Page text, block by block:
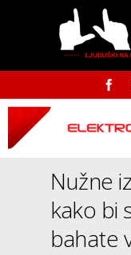
Nužne
kako bi
bahate